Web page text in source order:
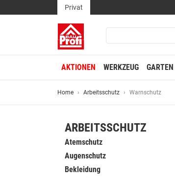
Privat
AKTIONEN WERKZEUG GARTEN
Home Arbeitsschutz Warnschutz
ARBEITSSCHUTZ
Atemschutz
Augenschutz
Bekleidung